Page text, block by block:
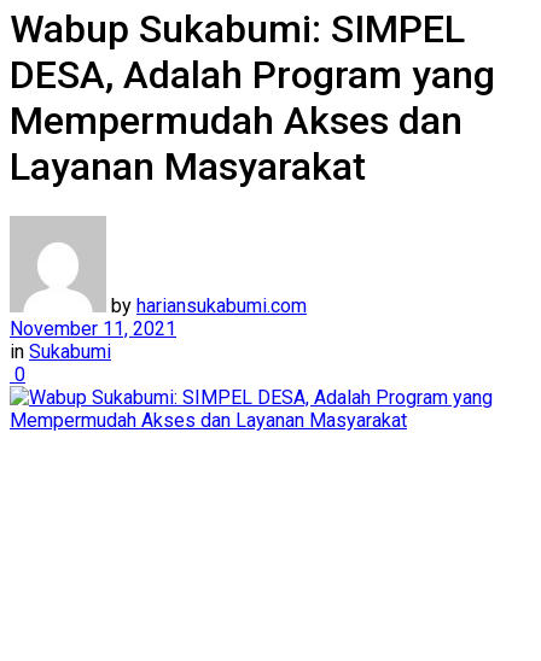
Wabup Sukabumi: SIMPEL
DESA, Adalah Program yang
Mempermudah Akses dan
Layanan Masyarakat
by hariansukabumi.com
November 11, 2021
in Sukabumi
0